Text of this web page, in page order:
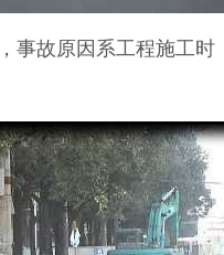
事故原因系工程施工